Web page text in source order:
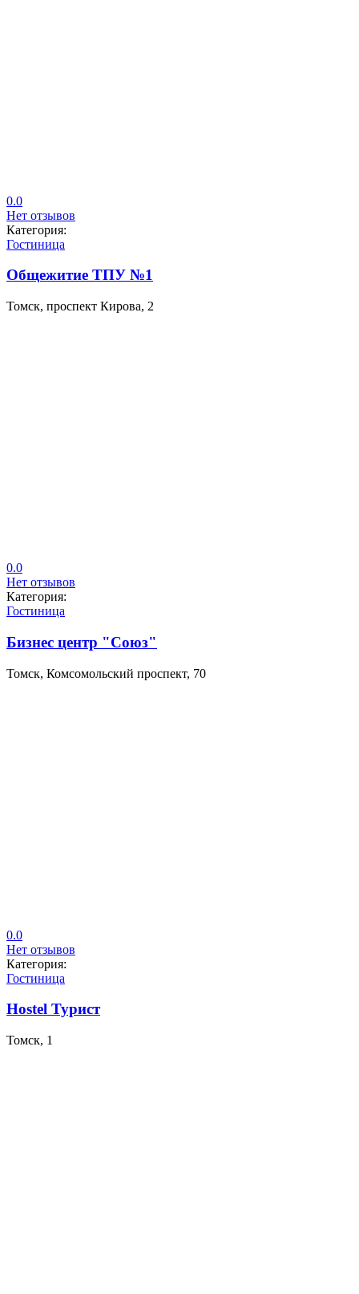
0.0
Нет отзывов
Категория:
Гостиница
Общежитие ТПУ №1
Томск, проспект Кирова, 2
0.0
Нет отзывов
Категория:
Гостиница
Бизнес центр "Союз"
Томск, Комсомольский проспект, 70
0.0
Нет отзывов
Категория:
Гостиница
Hostel Турист
Томск, 1